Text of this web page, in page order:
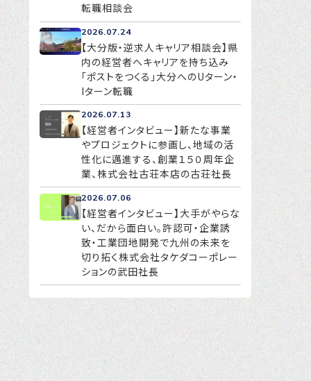
転職相談会
2026.07.24
【大分版・逆求人キャリア相談会】県
内の経営者へキャリアを持ち込み
「ポストをつくる」大分へのUターン・
Iターン転職
2026.07.13
【経営者インタビュー】新たな事業
やプロジェクトに参画し、地域の活
性化に邁進する、創業１５０周年企
業、株式会社古荘本店の古荘社長
2026.07.06
【経営者インタビュー】大手がやらな
い、だから面白い。許認可・企業誘
致・工業団地開発で九州の未来を
切り拓く株式会社タケダコーポレー
ションの武田社長